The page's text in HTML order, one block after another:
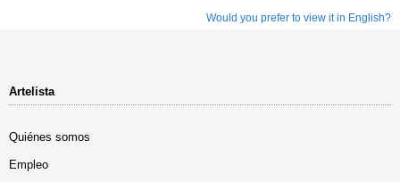
Would you prefer to view it in English?
Artelista
Quiénes somos
Empleo